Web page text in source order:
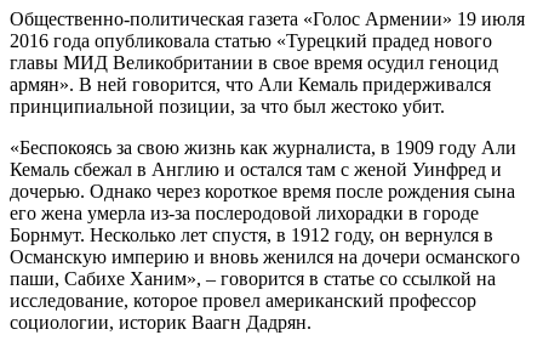
Общественно-политическая газета «Голос Армении» 19 июля
2016 года опубликовала статью «Турецкий прадед нового
главы МИД Великобритании в свое время осудил геноцид
армян». В ней говорится, что Али Кемаль придерживался
принципиальной позиции, за что был жестоко убит.
«Беспокоясь за свою жизнь как журналиста, в 1909 году Али
Кемаль сбежал в Англию и остался там с женой Уинфред и
дочерью. Однако через короткое время после рождения сына
его жена умерла из-за послеродовой лихорадки в городе
Борнмут. Несколько лет спустя, в 1912 году, он вернулся в
Османскую империю и вновь женился на дочери османского
паши, Сабихе Ханим», – говорится в статье со ссылкой на
исследование, которое провел американский профессор
социологии, историк Ваагн Дадрян.